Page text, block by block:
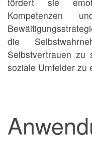
Kompetenzen
die
Selbstvertrauen
soziale Umfelder zu